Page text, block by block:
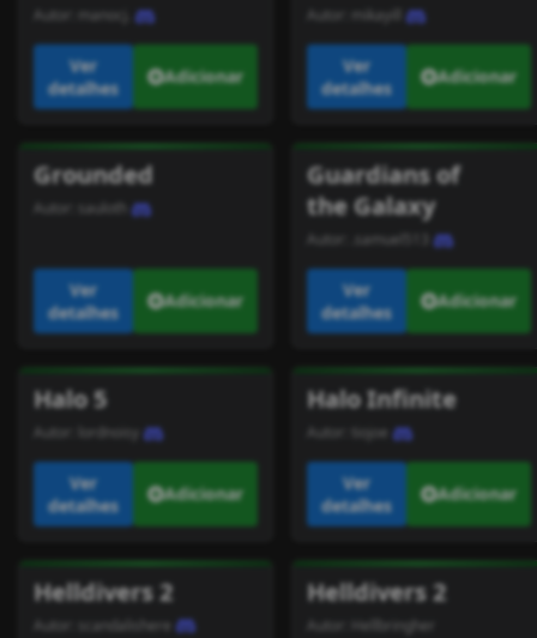
Autor: manocj.
Ver
detalhes
Adicionar
Autor: mikayill
Ver
detalhes
Adicionar
Grounded
Autor: sauloth
Ver
detalhes
Adicionar
Guardians of
the Galaxy
Autor: .samuel513
Ver
detalhes
Adicionar
Halo 5
Autor: lordnoisy
Ver
detalhes
Adicionar
Halo Infinite
Autor: tiojoe
Ver
detalhes
Adicionar
Helldivers 2
Autor: scandalishere
Helldivers 2
Autor: Hellbringher